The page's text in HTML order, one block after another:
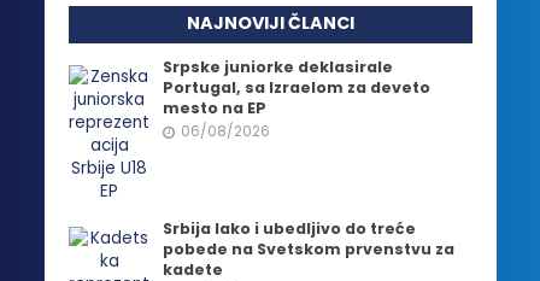
NAJNOVIJI ČLANCI
Srpske juniorke deklasirale
Portugal, sa Izraelom za deveto
mesto na EP
06/08/2026
Srbija lako i ubedljivo do treće
pobede na Svetskom prvenstvu za
kadete